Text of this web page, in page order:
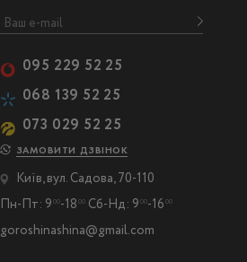
095 229 52 25
068 139 52 25
073 029 52 25
ЗАМОВИТИ ДЗВІНОК
Київ, вул. Садова, 70-110
Пн-Пт: 9 00-18 00Сб-Нд: 9 00-16 00
goroshinashina@gmail.com